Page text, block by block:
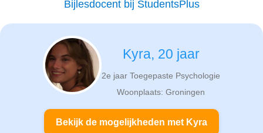
Bijlesdocent bij StudentsPlus
Kyra, 20 jaar
2e jaar Toegepaste Psychologie
Woonplaats: Groningen
Bekijk de mogelijkheden met Kyra